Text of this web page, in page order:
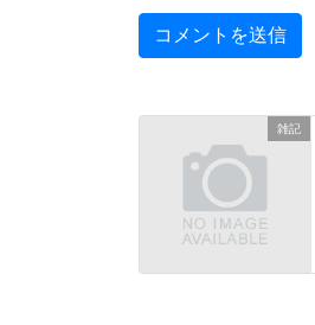
雑記